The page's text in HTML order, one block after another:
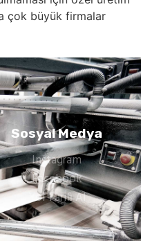
çok büyük firmalar
Sosyal Medya
Instagram
Facebook
Yol Tarifi Al